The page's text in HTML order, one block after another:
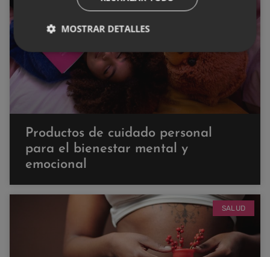
Productos de cuidado personal
para el bienestar mental y
emocional
SALUD
MOSTRAR DETALLES